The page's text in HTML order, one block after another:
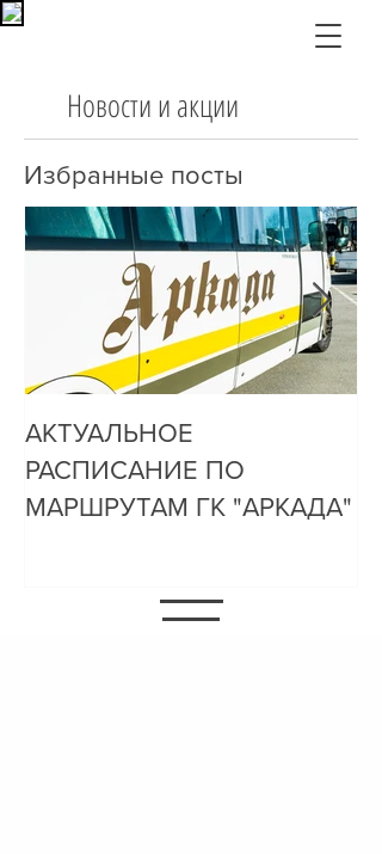
Новости и акции
Избранные посты
АКТУАЛЬНОЕ
РАСПИСАНИЕ ПО
МАРШРУТАМ ГК "АРКАДА"